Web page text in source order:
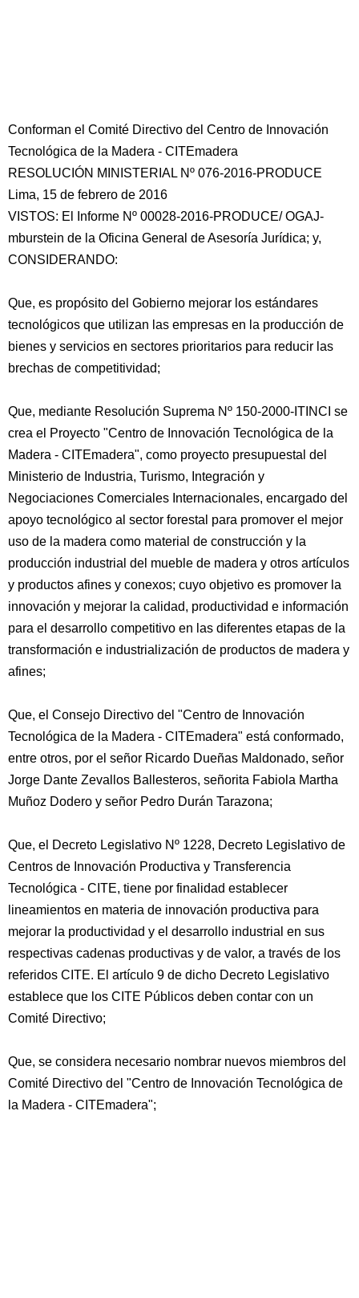
Conforman el Comité Directivo del Centro de Innovación
Tecnológica de la Madera - CITEmadera
RESOLUCIÓN MINISTERIAL Nº 076-2016-PRODUCE
Lima, 15 de febrero de 2016
VISTOS: El Informe Nº 00028-2016-PRODUCE/ OGAJ-
mburstein de la Oficina General de Asesoría Jurídica; y,
CONSIDERANDO:
Que, es propósito del Gobierno mejorar los estándares
tecnológicos que utilizan las empresas en la producción de
bienes y servicios en sectores prioritarios para reducir las
brechas de competitividad;
Que, mediante Resolución Suprema Nº 150-2000-ITINCI se
crea el Proyecto "Centro de Innovación Tecnológica de la
Madera - CITEmadera", como proyecto presupuestal del
Ministerio de Industria, Turismo, Integración y
Negociaciones Comerciales Internacionales, encargado del
apoyo tecnológico al sector forestal para promover el mejor
uso de la madera como material de construcción y la
producción industrial del mueble de madera y otros artículos
y productos afines y conexos; cuyo objetivo es promover la
innovación y mejorar la calidad, productividad e información
para el desarrollo competitivo en las diferentes etapas de la
transformación e industrialización de productos de madera y
afines;
Que, el Consejo Directivo del "Centro de Innovación
Tecnológica de la Madera - CITEmadera" está conformado,
entre otros, por el señor Ricardo Dueñas Maldonado, señor
Jorge Dante Zevallos Ballesteros, señorita Fabiola Martha
Muñoz Dodero y señor Pedro Durán Tarazona;
Que, el Decreto Legislativo Nº 1228, Decreto Legislativo de
Centros de Innovación Productiva y Transferencia
Tecnológica - CITE, tiene por finalidad establecer
lineamientos en materia de innovación productiva para
mejorar la productividad y el desarrollo industrial en sus
respectivas cadenas productivas y de valor, a través de los
referidos CITE. El artículo 9 de dicho Decreto Legislativo
establece que los CITE Públicos deben contar con un
Comité Directivo;
Que, se considera necesario nombrar nuevos miembros del
Comité Directivo del "Centro de Innovación Tecnológica de
la Madera - CITEmadera";